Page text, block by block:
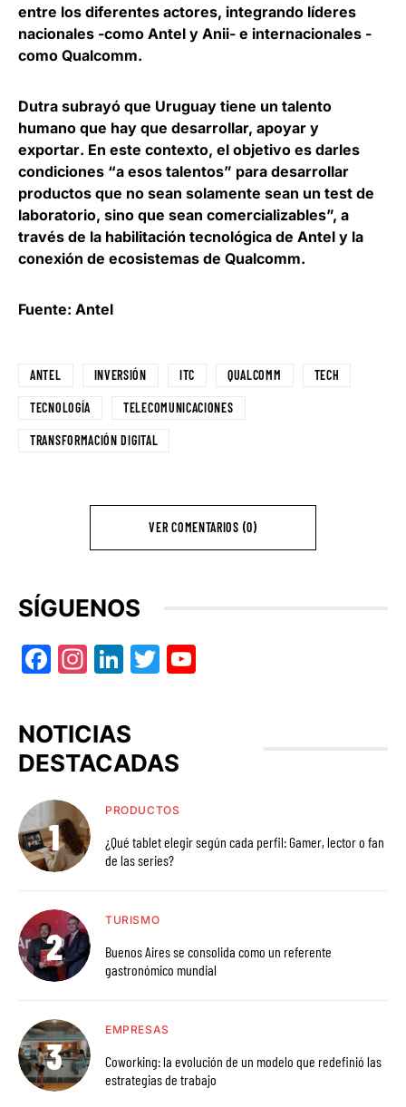
entre los diferentes actores, integrando líderes
nacionales -como Antel y Anii- e internacionales -
como Qualcomm.
Dutra subrayó que Uruguay tiene un talento
humano que hay que desarrollar, apoyar y
exportar. En este contexto, el objetivo es darles
condiciones “a esos talentos” para desarrollar
productos que no sean solamente sean un test de
laboratorio, sino que sean comercializables”, a
través de la habilitación tecnológica de Antel y la
conexión de ecosistemas de Qualcomm.
Fuente: Antel
ANTEL INVERSIÓN ITC QUALCOMM TECH
TECNOLOGÍA TELECOMUNICACIONES
TRANSFORMACIÓN DIGITAL
VER COMENTARIOS (0)
SÍGUENOS
Facebook
Instagram
LinkedIn
Twitter
NOTICIAS
DESTACADAS
PRODUCTOS
¿Qué tablet elegir según cada perfil: Gamer, lector o fan
de las series?
TURISMO
Buenos Aires se consolida como un referente
gastronómico mundial
EMPRESAS
Coworking: la evolución de un modelo que redefinió las
estrategias de trabajo